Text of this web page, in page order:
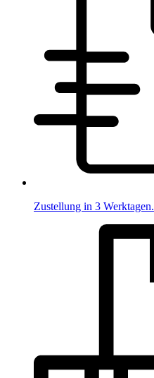
Zustellung in 3 Werktagen.